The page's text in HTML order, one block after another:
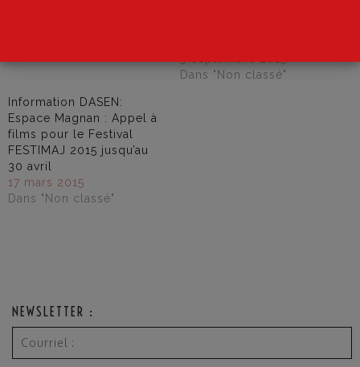
Dans "Non classé"
Information DASEN:
Espace Magnan : Appel à
films pour le Festival
FESTIMAJ 2015 jusqu’au
30 avril
17 mars 2015
Dans "Non classé"
NEWSLETTER :